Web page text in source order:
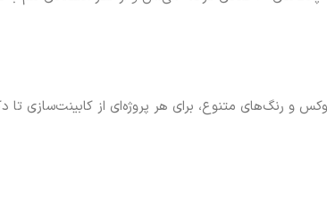
و رنگ‌های متنوع، برای هر پروژه‌ای از کابینت‌سازی تا